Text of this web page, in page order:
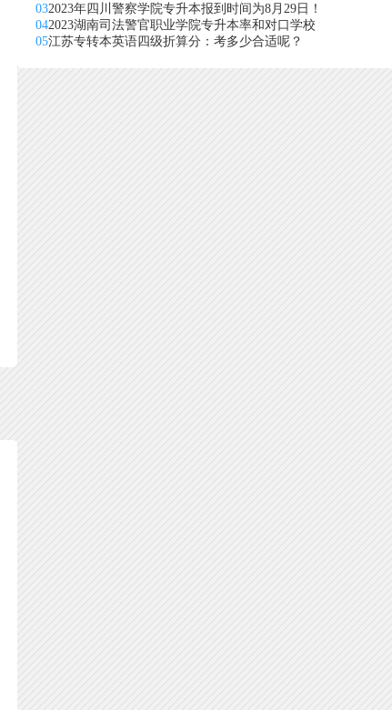
032023年四川警察学院专升本报到时间为8月29日！
042023湖南司法警官职业学院专升本率和对口学校
05江苏专转本英语四级折算分：考多少合适呢？